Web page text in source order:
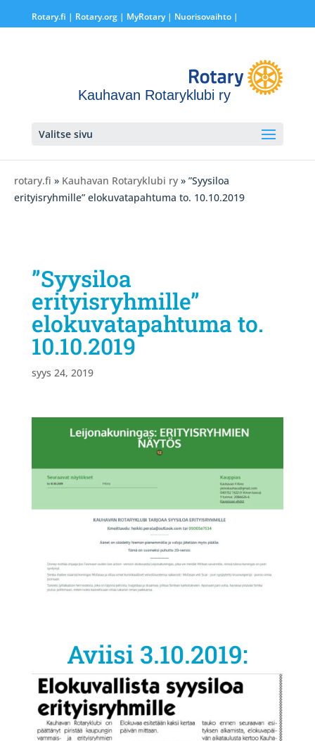
Rotary.fi | Rotary.org| MyRotary | Nuorisovaihto|
Kauhavan Rotaryklubi ry
Valitse sivu
rotary.fi » Kauhavan Rotaryklubi ry » ”Syysiloa
erityisryhmille” elokuvatapahtuma to. 10.10.2019
”Syysiloa
erityisryhmille”
elokuvatapahtuma to.
10.10.2019
syys 24, 2019
Aviisi 3.10.2019: